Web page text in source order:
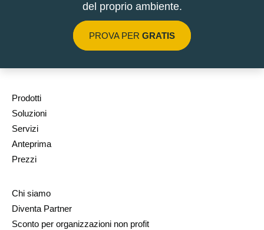
del proprio ambiente.
PROVA PER GRATIS
Prodotti
Soluzioni
Servizi
Anteprima
Prezzi
Chi siamo
Diventa Partner
Sconto per organizzazioni non profit